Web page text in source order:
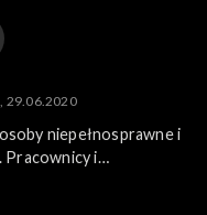
29.06.2020
niepełnosprawne i
Pracownicy i
z Olsztyna